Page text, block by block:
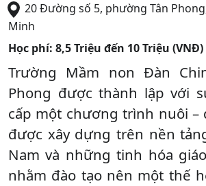
20 Đường số 5, phường Tân Phong
Minh
Học phí: 8,5 Triệu đến 10 Triệu (VNĐ)
Trường Mầm non Đàn
Phong được thành lập với
cấp một chương trình nuôi –
được xây dựng trên nền
Nam và những tinh hóa
nhằm đào tạo nên một thế